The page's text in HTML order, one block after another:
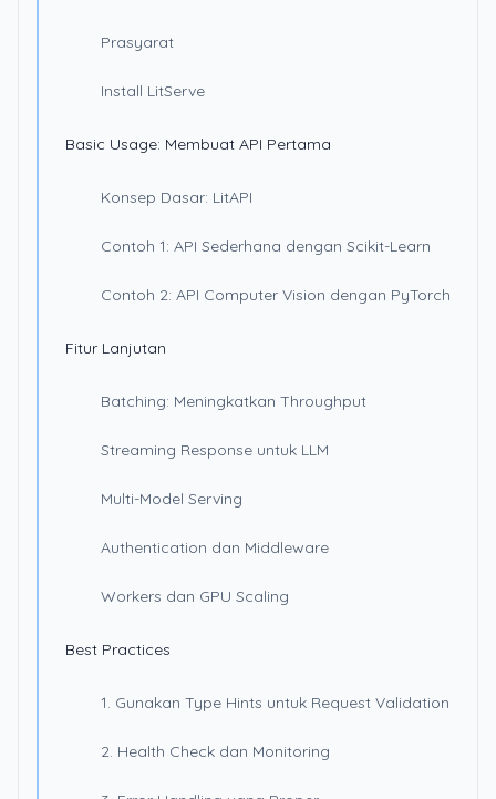
Prasyarat
Install LitServe
Basic Usage: Membuat API Pertama
Konsep Dasar: LitAPI
Contoh 1: API Sederhana dengan Scikit-Learn
Contoh 2: API Computer Vision dengan PyTorch
Fitur Lanjutan
Batching: Meningkatkan Throughput
Streaming Response untuk LLM
Multi-Model Serving
Authentication dan Middleware
Workers dan GPU Scaling
Best Practices
1. Gunakan Type Hints untuk Request Validation
2. Health Check dan Monitoring